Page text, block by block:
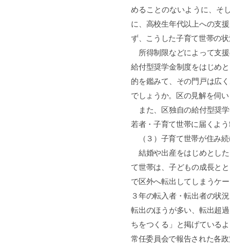
めることのないように、そ
に、高校生年代以上への支
ず、こうした子育て世帯の
所得制限などによって支
給付型奨学金制度をはじめ
的を鑑みて、その門戸は広
でしょうか。区の見解を伺
また、区独自の給付型奨
若者・子育て世帯に届くよ
（３）子育て世帯が住み
結婚や出産をはじめとし
て世帯は、子どもの成長と
で区外へ転出してしまうケ
３年の転入者・転出者の状
転出のほうが多い、転出超
ちをつくる」と掲げている
常任委員会で報告された各